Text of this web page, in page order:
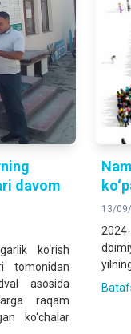
davom
ko‘rish
tomonidan
asosida
raqam
ko‘chalar
13/